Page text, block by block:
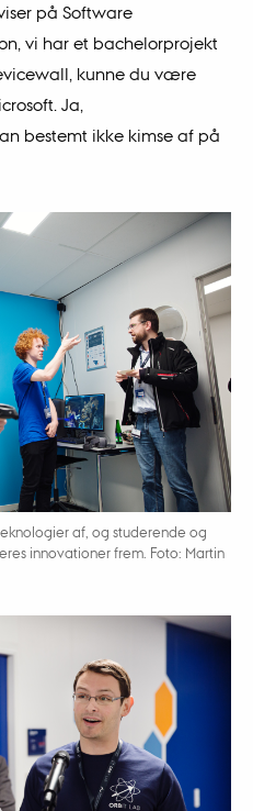
af, og studerende og
innovationer frem. Foto: Martin
på Software
vi har et bachelorprojekt
kunne du være
Ja,
bestemt ikke kimse af på